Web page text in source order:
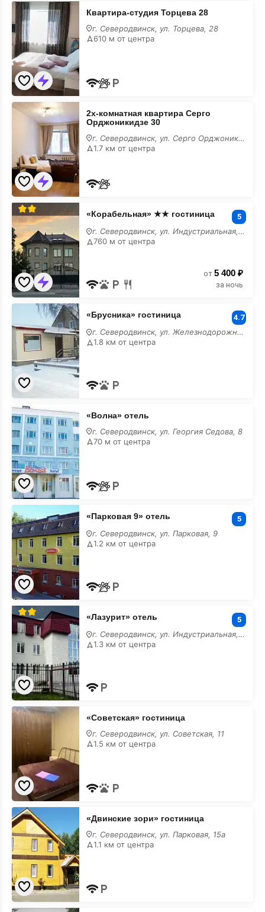
Квартира-
студия
Торцева
28
на
месяц
Квартира-студия Торцева 28
г. Северодвинск, ул. Торцева, 28
610 м от центра
2х-
комнатная
квартира
Орджоникидзе
30
на
месяц
2х-комнатная квартира Серго
Орджоникидзе 30
г. Северодвинск, ул. Серго Орджоникидзе, 30
1.7 км от центра
«Корабельная»
★★
гостиница
на
месяц
«Корабельная» ★★ гостиница 5
г. Северодвинск, ул. Индустриальная, 32/Б
760 м от центра
от 5 400 ₽
за ночь
«Брусника»
гостиница
на
месяц
«Брусника» гостиница 4.7
г. Северодвинск, ул. Железнодорожная, 31/А
1.8 км от центра
«Волна»
отель
на
месяц
«Волна» отель
г. Северодвинск, ул. Георгия Седова, 8
70 м от центра
«Парковая
9»
отель
на
месяц
«Парковая 9» отель 5
г. Северодвинск, ул. Парковая, 9
1.2 км от центра
«Лазурит»
отель
на
месяц
«Лазурит» отель 5
г. Северодвинск, ул. Индустриальная, 20а
1.3 км от центра
«Советская»
гостиница
месяц
«Советская» гостиница
г. Северодвинск, ул. Советская, 11
1.5 км от центра
«Двинские
зори»
гостиница
на
месяц
«Двинские зори» гостиница
г. Северодвинск, ул. Парковая, 15а
1.1 км от центра